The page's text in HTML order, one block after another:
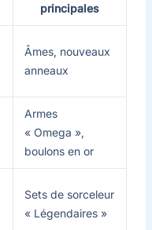
principales
Âmes, nouveaux
anneaux
Armes
« Omega »,
boulons en or
Sets de sorceleur
« Légendaires »